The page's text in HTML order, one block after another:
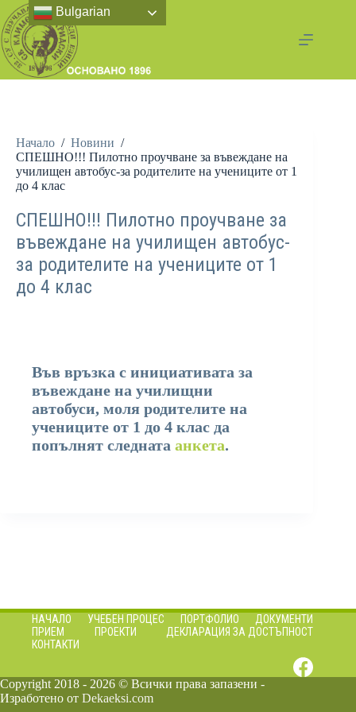
Начало / Новини /
СПЕШНО!!! Пилотно проучване за въвеждане на
училищен автобус-за родителите на учениците от 1
до 4 клас
СПЕШНО!!! Пилотно проучване за
въвеждане на училищен автобус-
за родителите на учениците от 1
до 4 клас
Във връзка с инициативата за
въвеждане на училищни
автобуси, моля родителите на
учениците от 1 до 4 клас да
попълнят следната анкета.
НАЧАЛО УЧЕБЕН ПРОЦЕС ПОРТФОЛИО
ДОКУМЕНТИ
ПРИЕМ
ПРОЕКТИ
ДЕКЛАРАЦИЯ ЗА ДОСТЪПНОСТ
КОНТАКТИ
Copyright 2018 - 2026 © Всички права запазени -
Изработено от Dekaeksi.com
Bulgarian